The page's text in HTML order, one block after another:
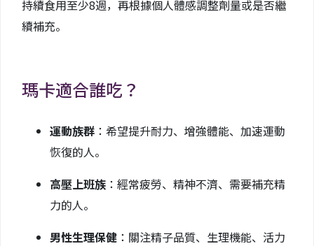
持續食用至少8週，再根據個人體感調整劑量或是否繼
續補充。
瑪卡適合誰吃？
運動族群 ：希望提升耐力、增強體能、加速運動
恢復的人。
高壓上班族 ：經常疲勞、精神不濟、需要補充精
力的人。
男性生理保健 ：關注精子品質、生理機能、活力